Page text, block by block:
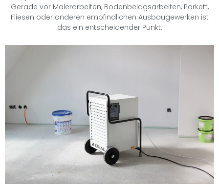
Gerade vor Malerarbeiten, Bodenbelagsarbeiten, Parkett,
Fliesen oder anderen empfindlichen Ausbaugewerken ist
das ein entscheidender Punkt.